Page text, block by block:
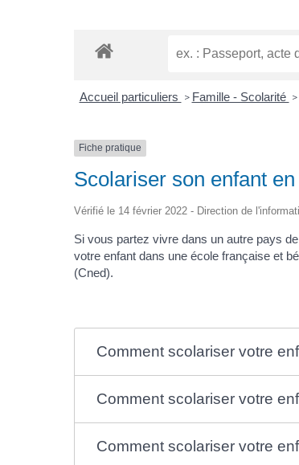
Accueil particuliers > Famille - Scolarité >
Fiche pratique
Scolariser son enfant
Vérifié le 14 février 2022 - Direction de
Si vous partez vivre dans un autre pays de
votre enfant dans une école française et
(Cned).
Comment scolariser votre
Comment scolariser votre
Comment scolariser votre